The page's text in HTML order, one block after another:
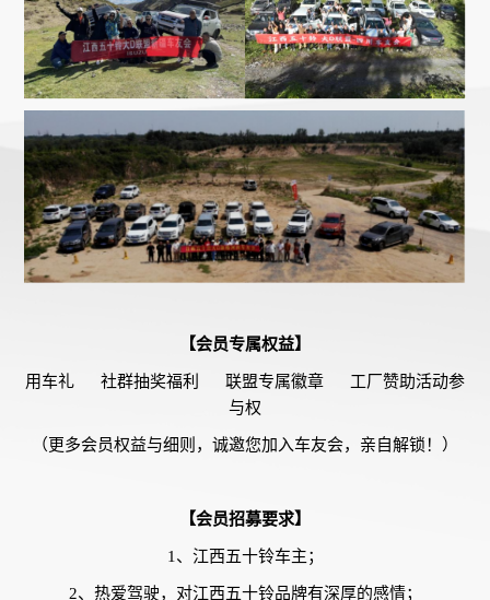
【会员专属权益】
用车礼 社群抽奖福利 联盟专属徽章 工厂赞助活动参
与权
（更多会员权益与细则，诚邀您加入车友会，亲自解锁！）
【会员招募要求】
1、江西五十铃车主；
2、热爱驾驶，对江西五十铃品牌有深厚的感情；